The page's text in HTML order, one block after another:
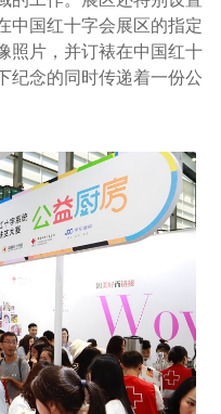
中国红十字会展区的指定
照片，并订裱在中国红十
纪念的同时传递着一份公